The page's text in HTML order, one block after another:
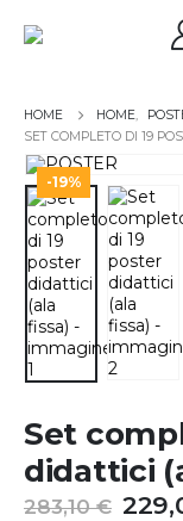
HOME,
SET COMPLETO DI 19
-19%
Set
didattici
283,10€ Il